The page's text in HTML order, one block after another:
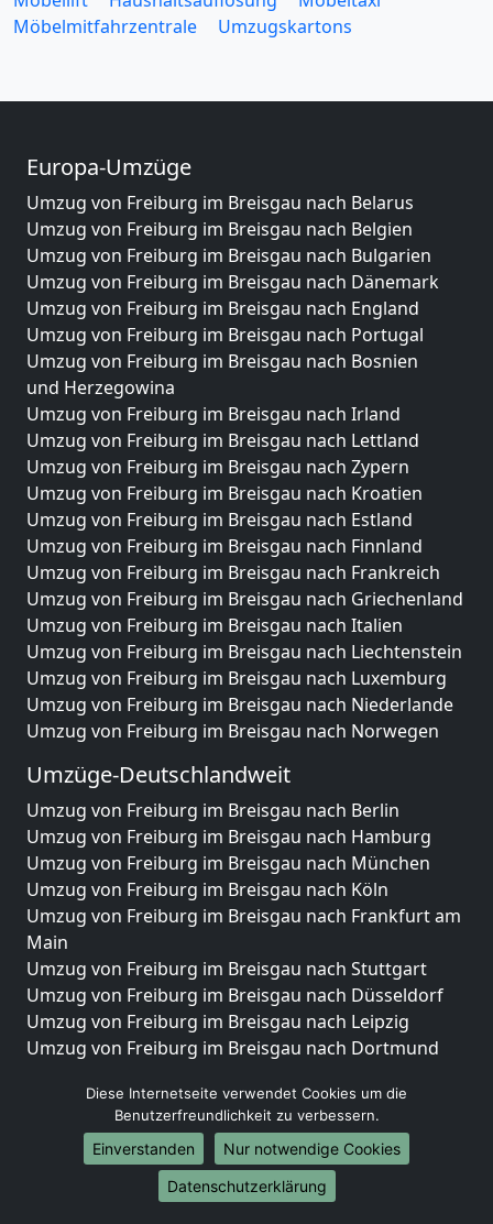
Möbelmitfahrzentrale
Umzugskartons
Europa-Umzüge
Umzug von Freiburg im Breisgau nach Belarus
Umzug von Freiburg im Breisgau nach Belgien
Umzug von Freiburg im Breisgau nach Bulgarien
Umzug von Freiburg im Breisgau nach Dänemark
Umzug von Freiburg im Breisgau nach England
Umzug von Freiburg im Breisgau nach Portugal
Umzug von Freiburg im Breisgau nach Bosnien
und Herzegowina
Umzug von Freiburg im Breisgau nach Irland
Umzug von Freiburg im Breisgau nach Lettland
Umzug von Freiburg im Breisgau nach Zypern
Umzug von Freiburg im Breisgau nach Kroatien
Umzug von Freiburg im Breisgau nach Estland
Umzug von Freiburg im Breisgau nach Finnland
Umzug von Freiburg im Breisgau nach Frankreich
Umzug von Freiburg im Breisgau nach Griechenland
Umzug von Freiburg im Breisgau nach Italien
Umzug von Freiburg im Breisgau nach Liechtenstein
Umzug von Freiburg im Breisgau nach Luxemburg
Umzug von Freiburg im Breisgau nach Niederlande
Umzug von Freiburg im Breisgau nach Norwegen
Umzüge-Deutschlandweit
Umzug von Freiburg im Breisgau nach Berlin
Umzug von Freiburg im Breisgau nach Hamburg
Umzug von Freiburg im Breisgau nach München
Umzug von Freiburg im Breisgau nach Köln
Umzug von Freiburg im Breisgau nach Frankfurt am
Main
Umzug von Freiburg im Breisgau nach Stuttgart
Umzug von Freiburg im Breisgau nach Düsseldorf
Umzug von Freiburg im Breisgau nach Leipzig
Umzug von Freiburg im Breisgau nach Dortmund
Umzug von Freiburg im Breisgau nach Bremen
Umzug von Freiburg im Breisgau nach Dresden
Umzug von Freiburg im Breisgau nach Hannover
Umzug von Freiburg im Breisgau nach Nürnberg
Umzug von Freiburg im Breisgau nach Duisburg
Diese Internetseite verwendet Cookies um die
Benutzerfreundlichkeit zu verbessern.
Einverstanden
Nur notwendige Cookies
Datenschutzerklärung